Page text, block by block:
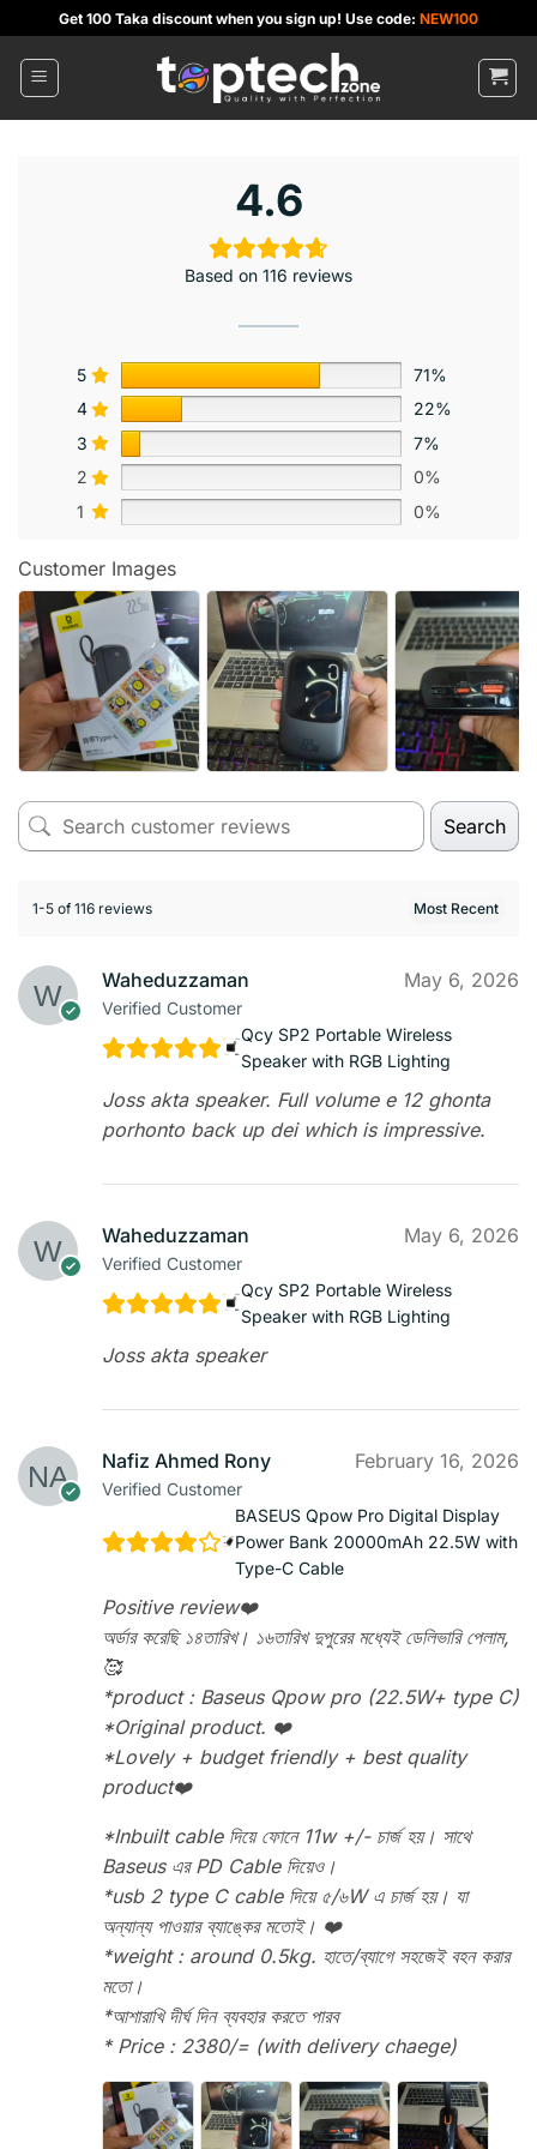
to
content
Get 100 Taka discount when you sign up! Use code: NEW100
4.6
Based on 116 reviews
5
71%
4
22%
3
7%
2
0%
1
0%
Customer Images
Search
1-5 of 116 reviews
Waheduzzaman
Verified Customer
May 6, 2026
Qcy SP2 Portable Wireless
Speaker with RGB Lighting
Joss akta speaker. Full volume e 12 ghonta
porhonto back up dei which is impressive.
Waheduzzaman
Verified Customer
May 6, 2026
Qcy SP2 Portable Wireless
Speaker with RGB Lighting
Joss akta speaker
Nafiz Ahmed Rony
Verified Customer
February 16, 2026
BASEUS Qpow Pro Digital Display
Power Bank 20000mAh 22.5W with
Type-C Cable
Positive review❤️
অর্ডার করেছি ১৪তারিখ। ১৬তারিখ দুপুরের মধ্যেই ডেলিভারি পেলাম,
🥰
*product : Baseus Qpow pro (22.5W+ type C)
*Original product. ❤️
*Lovely + budget friendly + best quality
product❤️
*Inbuilt cable দিয়ে ফোনে 11w +/- চার্জ হয়। সাথে
Baseus এর PD Cable দিয়েও।
*usb 2 type C cable দিয়ে ৫/৬W এ চার্জ হয়। যা
অন্যান্য পাওয়ার ব্যাঙ্কের মতোই। ❤️
*weight : around 0.5kg. হাতে/ব্যাগে সহজেই বহন করার
মতো।
*আশারাখি দীর্ঘ দিন ব্যবহার করতে পারব
* Price : 2380/= (with delivery chaege)